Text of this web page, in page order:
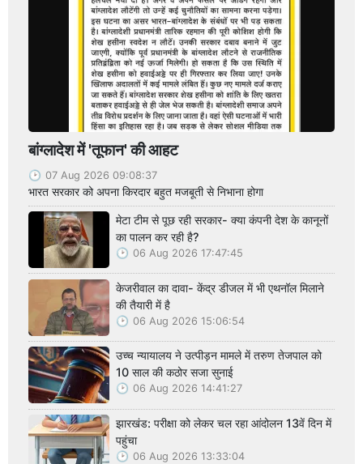
बांग्लादेश में 'तूफान' की आहट
07 Aug 2026 09:08:37
भारत सरकार को अपना किरदार बहुत मजबूती से निभाना होगा
मेटा टीम से पूछ रही सरकार- क्या कंपनी देश के कानूनों
का पालन कर रही है?
06 Aug 2026 17:47:45
केजरीवाल का दावा- केंद्र डीजल में भी एथनॉल मिलाने
की तैयारी में है
06 Aug 2026 15:06:54
उच्च न्यायालय ने उत्पीड़न मामले में तरुण तेजपाल को
10 साल की कठोर सजा सुनाई
06 Aug 2026 14:41:27
झारखंड: परीक्षा को लेकर चल रहा आंदोलन 13वें दिन में
पहुंचा
06 Aug 2026 13:33:04